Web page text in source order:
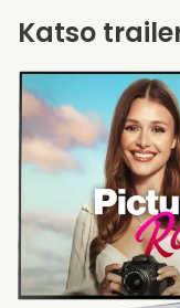
Katso